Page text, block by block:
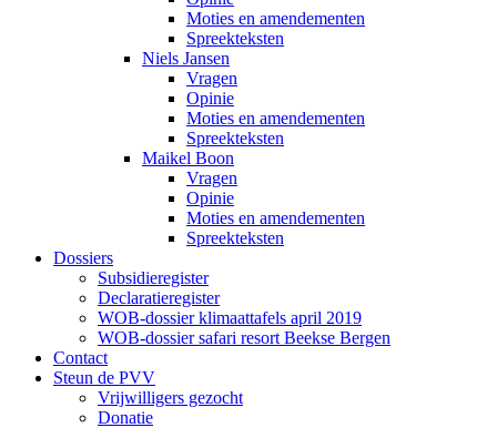
Moties en amendementen
Spreekteksten
Niels Jansen
Vragen
Opinie
Moties en amendementen
Spreekteksten
Maikel Boon
Vragen
Opinie
Moties en amendementen
Spreekteksten
Dossiers
Subsidieregister
Declaratieregister
WOB-dossier klimaattafels april 2019
WOB-dossier safari resort Beekse Bergen
Contact
Steun de PVV
Vrijwilligers gezocht
Donatie